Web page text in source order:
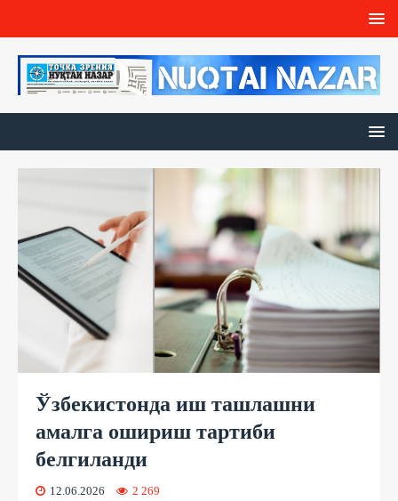
Ўзбекистонда иш ташлашни
амалга ошириш тартиби
белгиланди
12.06.2026 2 269